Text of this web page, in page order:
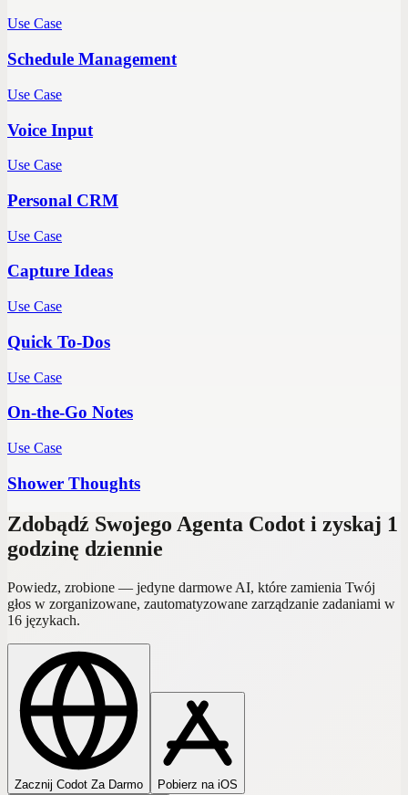
Use Case
Schedule Management
Use Case
Voice Input
Use Case
Personal CRM
Use Case
Capture Ideas
Use Case
Quick To-Dos
Use Case
On-the-Go Notes
Use Case
Shower Thoughts
Zdobądź Swojego Agenta Codot i zyskaj 1
godzinę dziennie
Powiedz, zrobione — jedyne darmowe AI, które zamienia Twój
głos w zorganizowane, zautomatyzowane zarządzanie zadaniami w
16 językach.
Zacznij Codot Za Darmo
Pobierz na iOS